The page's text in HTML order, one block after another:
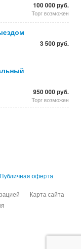
100 000 руб.
Торг возможен
3 500 руб.
950 000 руб.
Торг возможен
Публичная оферта
Карта сайта